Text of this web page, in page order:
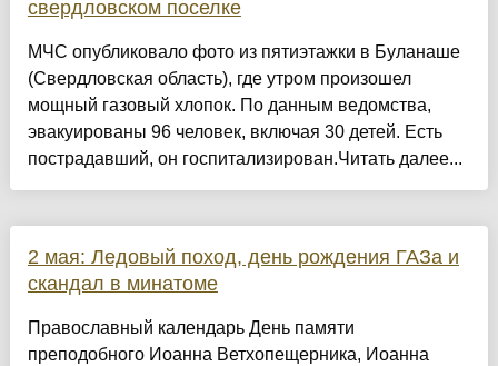
свердловском поселке
МЧС опубликовало фото из пятиэтажки в Буланаше
(Свердловская область), где утром произошел
мощный газовый хлопок. По данным ведомства,
эвакуированы 96 человек, включая 30 детей. Есть
пострадавший, он госпитализирован.Читать далее...
2 мая: Ледовый поход, день рождения ГАЗа и
скандал в минатоме
Православный календарь День памяти
преподобного Иоанна Ветхопещерника, Иоанна